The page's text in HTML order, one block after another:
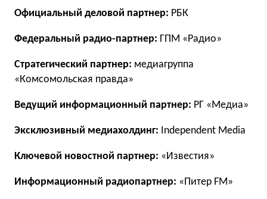
Официальный деловой партнер: РБК
Федеральный радио-партнер: ГПМ «Радио»
Стратегический партнер: медиагруппа
«Комсомольская правда»
Ведущий информационный партнер: РГ «Медиа»
Эксклюзивный медиахолдинг: Independent Media
Ключевой новостной партнер: «Известия»
Информационный радиопартнер: «Питер FM»